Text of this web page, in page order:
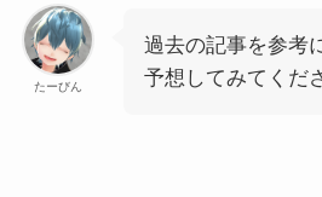
たーびん
過去の記事を参考
予想してみてくだ